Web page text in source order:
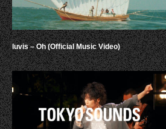
luvis – Oh (Official Music Video)